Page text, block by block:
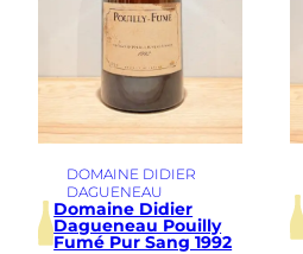
DOMAINE DIDIER
DAGUENEAU
Domaine Didier
Dagueneau Pouilly
Fumé Pur Sang 1992